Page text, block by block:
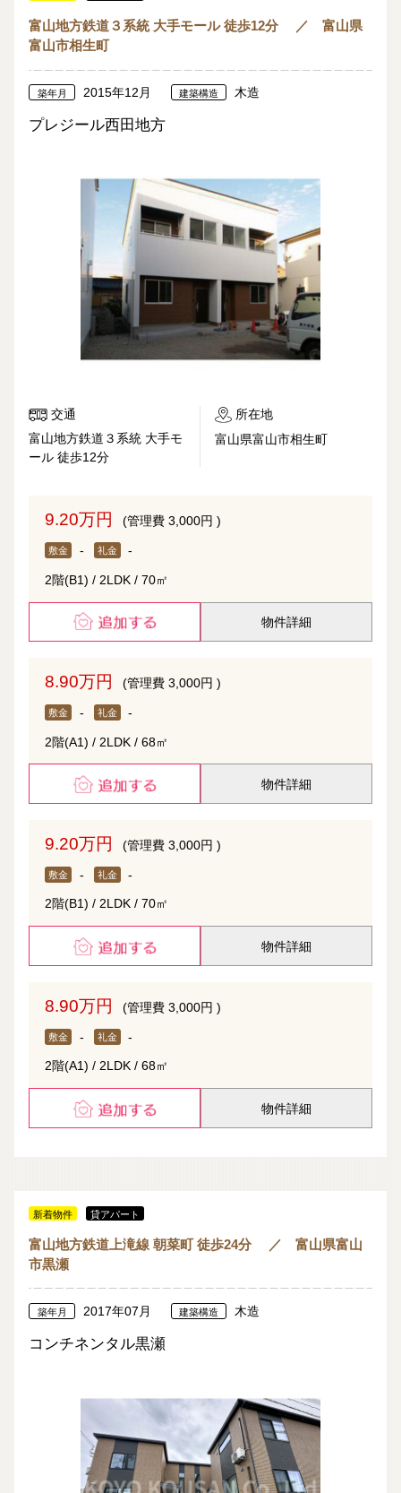
富山地方鉄道３系統 大手モール 徒歩12分 ／ 富山県
富山市相生町
築年月 2015年12月 建築構造 木造
プレジール西田地方
交通
富山地方鉄道３系統 大手モ
ール 徒歩12分
所在地
富山県富山市相生町
9.20万円 (管理費 3,000円 )
敷金 - 礼金 -
2階(B1) / 2LDK / 70㎡
物件詳細
8.90万円 (管理費 3,000円 )
敷金 - 礼金 -
2階(A1) / 2LDK / 68㎡
物件詳細
9.20万円 (管理費 3,000円 )
敷金 - 礼金 -
2階(B1) / 2LDK / 70㎡
物件詳細
8.90万円 (管理費 3,000円 )
敷金 - 礼金 -
2階(A1) / 2LDK / 68㎡
物件詳細
新着物件 貸アパート
富山地方鉄道上滝線 朝菜町 徒歩24分 ／ 富山県富山
市黒瀬
築年月 2017年07月 建築構造 木造
コンチネンタル黒瀬